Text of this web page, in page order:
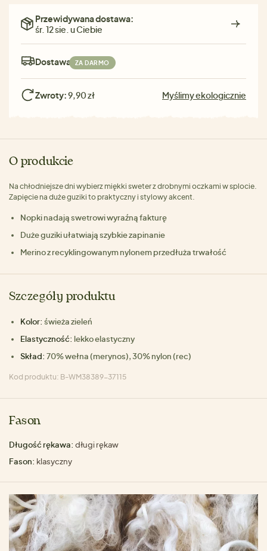
Przewidywana dostawa:
śr. 12 sie. u Ciebie
Dostawa: ZA DARMO
Zwroty:9,90 zł Myślimy ekologicznie
O produkcie
Na chłodniejsze dni wybierz miękki sweter z drobnymi oczkami w splocie.
Zapięcie na duże guziki to praktyczny i stylowy akcent.
Nopki nadają swetrowi wyraźną fakturę
Duże guziki ułatwiają szybkie zapinanie
Merino z recyklingowanym nylonem przedłuża trwałość
Szczegóły produktu
Kolor: świeża zieleń
Elastyczność: lekko elastyczny
Skład: 70% wełna (merynos), 30% nylon (rec)
Kod produktu: B-WM38389-37115
Fason
Długość rękawa: długi rękaw
Fason: klasyczny